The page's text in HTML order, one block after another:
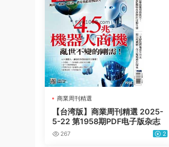
商業周刊精選
【台湾版】商業周刊精選 2025-
5-22 第1958期PDF电子版杂志
267 2